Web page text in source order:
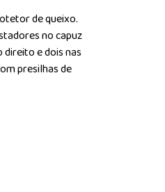
de queixo.
no capuz
e dois nas
presilhas de